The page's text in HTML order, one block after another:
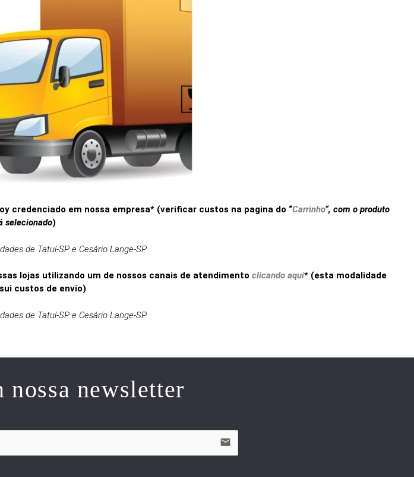
credenciado em nossa empresa* (verificar custos na pagina do “Carrinho“, com o produto
selecionado)
de Tatuí-SP e Cesário Lange-SP
lojas utilizando um de nossos canais de atendimentoclicando aqui* (esta modalidade
custos de envio)
de Tatuí-SP e Cesário Lange-SP
nossa newsletter
email